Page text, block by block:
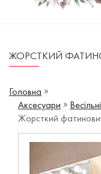
ЖОРСТКИЙ
Головна
Аксесуари
Жорсткий